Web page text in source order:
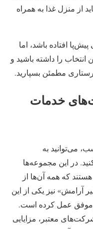
از منزل غذا به همراه
افتاده باشد، اما
انتخاب را داشته باشید و
مطمئن بسپارید.
خدمات
می‌توانید به
در این مجموعه‌ها
که همه آن‌ها از
آرامش» نیز یکی از این
موفق عمل کرده است.
معتبر، مزایایی